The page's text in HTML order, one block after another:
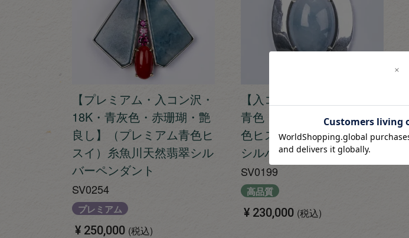
【プレミアム・入コン沢・
18K・青灰色・赤珊瑚・艶
良し】（プレミアム青色ヒ
スイ）糸魚川天然翡翠シル
バーペンダント
SV0254
プレミアム
¥ 250,000 税込
【入コン沢・とろりとした
青色・艶良し】（高品質青
色ヒスイ）糸魚川天然翡翠
シルバーペンダント
SV0199
高品質
¥ 230,000 税込